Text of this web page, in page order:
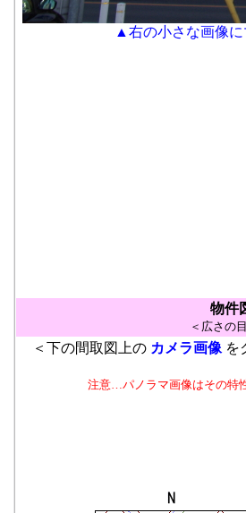
▲右の小さな画像
物件
＜広さの
＜下の間取図上の カメラ画像 を
注意…パノラマ画像はその特